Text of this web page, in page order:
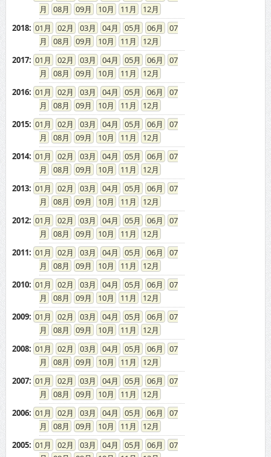
01 02 03 04 05 06
07
08
09 10 11
12
01 02 03 04 05 06
07
08
09 10 11
12
01 02 03 04 05 06
07
08
09 10 11
12
01 02 03 04 05 06
07
08
09 10 11
12
01 02 03 04 05 06
07
08
09 10 11
12
01 02 03 04 05 06
07
08
09 10 11
12
01 02 03 04 05 06
07
08
09 10 11
12
01 02 03 04 05 06
07
08
09 10 11
12
01 02 03 04 05 06
07
08
09 10 11
12
01 02 03 04 05 06
07
08
09 10 11
12
01 02 03 04 05 06
07
08
09 10 11
12
01 02 03 04 05 06
07
08
09 10 11
12
01 02 03 04 05 06
07
08
09 10 11 12